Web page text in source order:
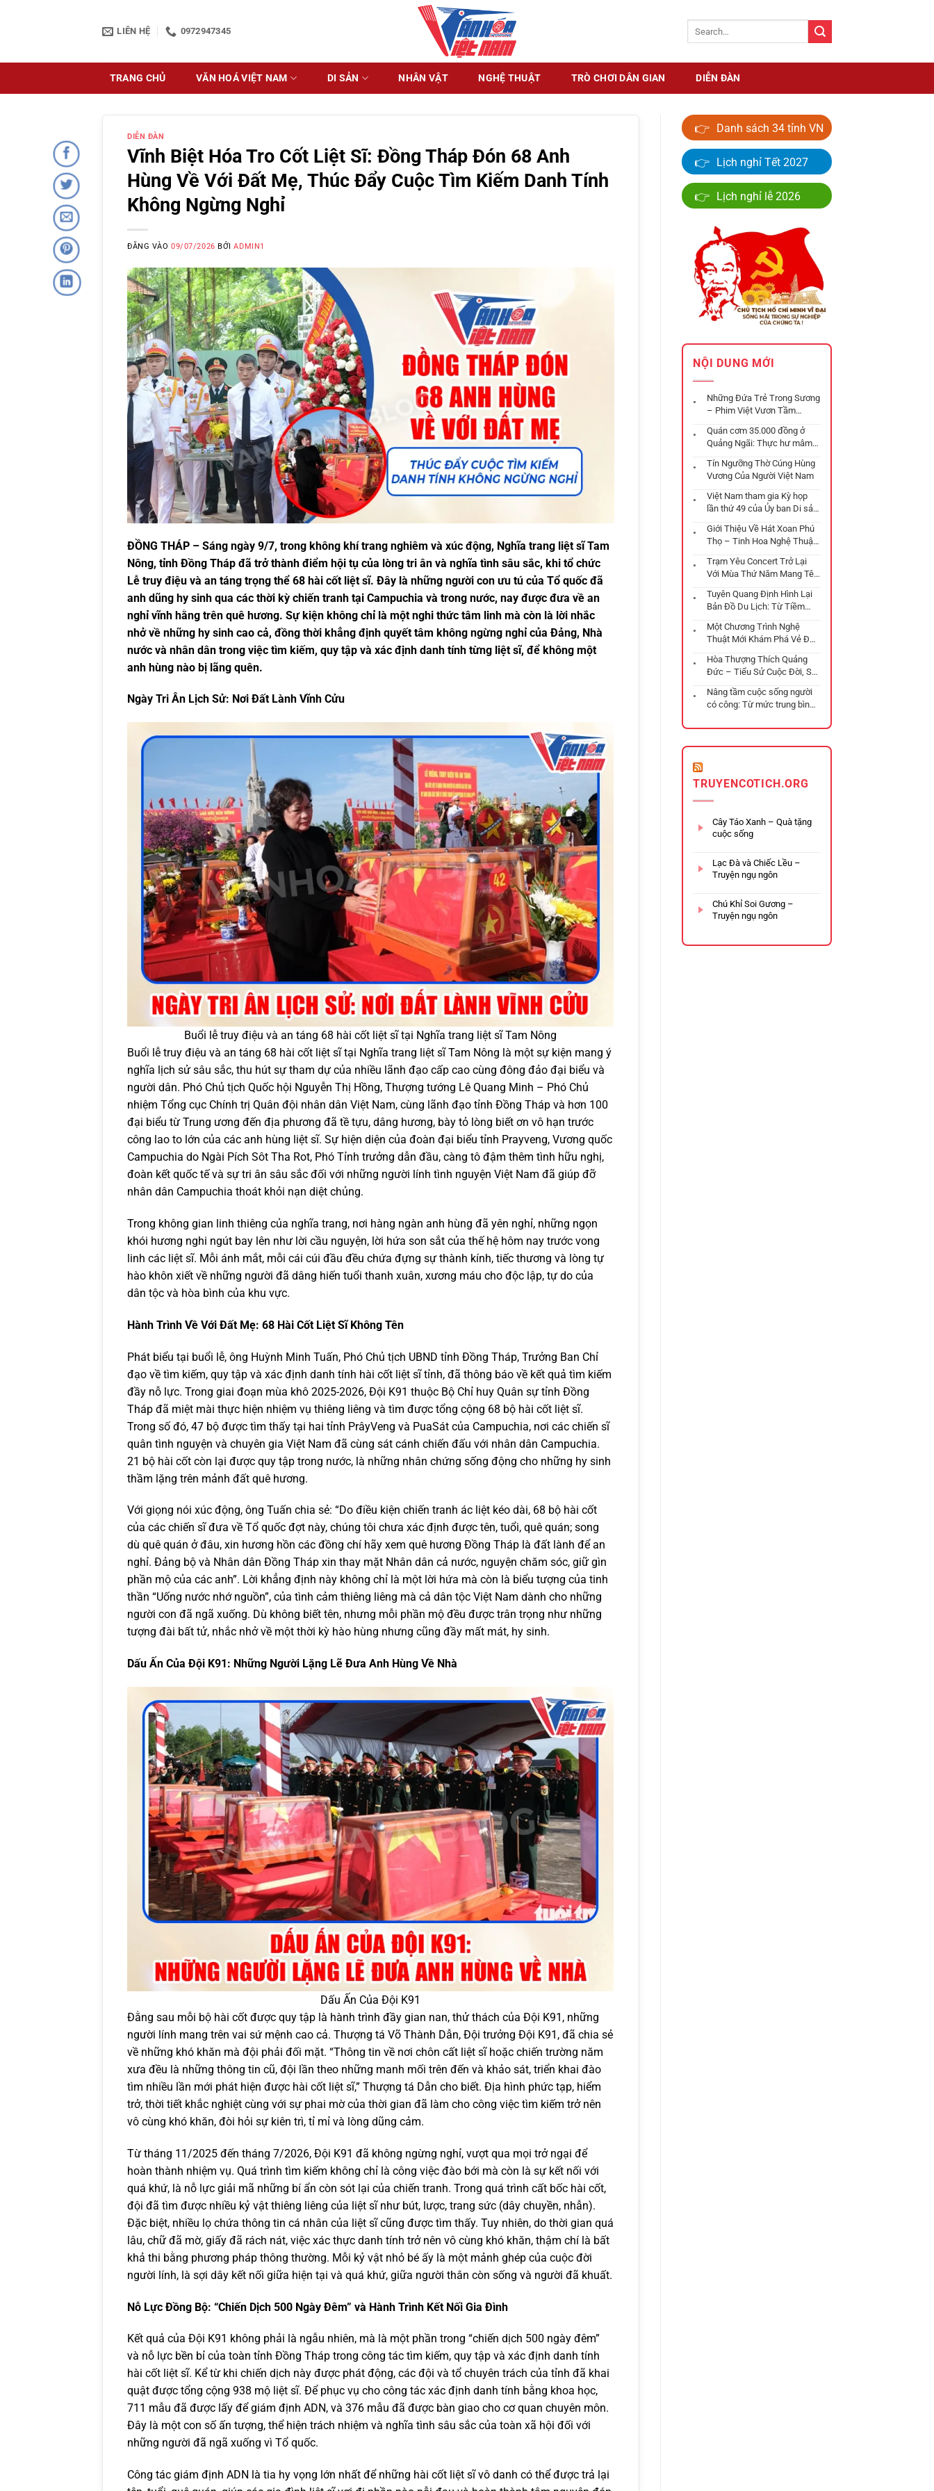
dung
LIÊN HỆ 0972947345
TRANG CHỦ VĂN HOÁ VIỆT NAM DI SẢN NHÂN VẬT NGHỆ THUẬT TRÒ CHƠI DÂN GIAN DIỄN ĐÀN
DIỄN ĐÀN
Vĩnh Biệt Hóa Tro Cốt Liệt Sĩ: Đồng Tháp Đón 68 Anh
Hùng Về Với Đất Mẹ, Thúc Đẩy Cuộc Tìm Kiếm Danh Tính
Không Ngừng Nghỉ
ĐĂNG VÀO09/07/2026 BỞIADMIN1
ĐỒNG THÁP – Sáng ngày 9/7, trong không khí trang nghiêm và xúc động, Nghĩa trang liệt sĩ Tam
Nông, tỉnh Đồng Tháp đã trở thành điểm hội tụ của lòng tri ân và nghĩa tình sâu sắc, khi tổ chức
Lễ truy điệu và an táng trọng thể 68 hài cốt liệt sĩ. Đây là những người con ưu tú của Tổ quốc đã
anh dũng hy sinh qua các thời kỳ chiến tranh tại Campuchia và trong nước, nay được đưa về an
nghỉ vĩnh hằng trên quê hương. Sự kiện không chỉ là một nghi thức tâm linh mà còn là lời nhắc
nhở về những hy sinh cao cả, đồng thời khẳng định quyết tâm không ngừng nghỉ của Đảng, Nhà
nước và nhân dân trong việc tìm kiếm, quy tập và xác định danh tính từng liệt sĩ, để không một
anh hùng nào bị lãng quên.
Ngày Tri Ân Lịch Sử: Nơi Đất Lành Vĩnh Cửu
Buổi lễ truy điệu và an táng 68 hài cốt liệt sĩ tại Nghĩa trang liệt sĩ Tam Nông
Buổi lễ truy điệu và an táng 68 hài cốt liệt sĩ tại Nghĩa trang liệt sĩ Tam Nông là một sự kiện mang ý
nghĩa lịch sử sâu sắc, thu hút sự tham dự của nhiều lãnh đạo cấp cao cùng đông đảo đại biểu và
người dân. Phó Chủ tịch Quốc hội Nguyễn Thị Hồng, Thượng tướng Lê Quang Minh – Phó Chủ
nhiệm Tổng cục Chính trị Quân đội nhân dân Việt Nam, cùng lãnh đạo tỉnh Đồng Tháp và hơn 100
đại biểu từ Trung ương đến địa phương đã tề tựu, dâng hương, bày tỏ lòng biết ơn vô hạn trước
công lao to lớn của các anh hùng liệt sĩ. Sự hiện diện của đoàn đại biểu tỉnh Prayveng, Vương quốc
Campuchia do Ngài Pích Sôt Tha Rot, Phó Tỉnh trưởng dẫn đầu, càng tô đậm thêm tình hữu nghị,
đoàn kết quốc tế và sự tri ân sâu sắc đối với những người lính tình nguyện Việt Nam đã giúp đỡ
nhân dân Campuchia thoát khỏi nạn diệt chủng.
Trong không gian linh thiêng của nghĩa trang, nơi hàng ngàn anh hùng đã yên nghỉ, những ngọn
khói hương nghi ngút bay lên như lời cầu nguyện, lời hứa son sắt của thế hệ hôm nay trước vong
linh các liệt sĩ. Mỗi ánh mắt, mỗi cái cúi đầu đều chứa đựng sự thành kính, tiếc thương và lòng tự
hào khôn xiết về những người đã dâng hiến tuổi thanh xuân, xương máu cho độc lập, tự do của
dân tộc và hòa bình của khu vực.
Hành Trình Về Với Đất Mẹ: 68 Hài Cốt Liệt Sĩ Không Tên
Phát biểu tại buổi lễ, ông Huỳnh Minh Tuấn, Phó Chủ tịch UBND tỉnh Đồng Tháp, Trưởng Ban Chỉ
đạo về tìm kiếm, quy tập và xác định danh tính hài cốt liệt sĩ tỉnh, đã thông báo về kết quả tìm kiếm
đầy nỗ lực. Trong giai đoạn mùa khô 2025-2026, Đội K91 thuộc Bộ Chỉ huy Quân sự tỉnh Đồng
Tháp đã miệt mài thực hiện nhiệm vụ thiêng liêng và tìm được tổng cộng 68 bộ hài cốt liệt sĩ.
Trong số đó, 47 bộ được tìm thấy tại hai tỉnh PrâyVeng và PuaSát của Campuchia, nơi các chiến sĩ
quân tình nguyện và chuyên gia Việt Nam đã cùng sát cánh chiến đấu với nhân dân Campuchia.
21 bộ hài cốt còn lại được quy tập trong nước, là những nhân chứng sống động cho những hy sinh
thầm lặng trên mảnh đất quê hương.
Với giọng nói xúc động, ông Tuấn chia sẻ: “Do điều kiện chiến tranh ác liệt kéo dài, 68 bộ hài cốt
của các chiến sĩ đưa về Tổ quốc đợt này, chúng tôi chưa xác định được tên, tuổi, quê quán; song
dù quê quán ở đâu, xin hương hồn các đồng chí hãy xem quê hương Đồng Tháp là đất lành để an
nghỉ. Đảng bộ và Nhân dân Đồng Tháp xin thay mặt Nhân dân cả nước, nguyện chăm sóc, giữ gìn
phần mộ của các anh”. Lời khẳng định này không chỉ là một lời hứa mà còn là biểu tượng của tinh
thần “Uống nước nhớ nguồn”, của tình cảm thiêng liêng mà cả dân tộc Việt Nam dành cho những
người con đã ngã xuống. Dù không biết tên, nhưng mỗi phần mộ đều được trân trọng như những
tượng đài bất tử, nhắc nhở về một thời kỳ hào hùng nhưng cũng đầy mất mát, hy sinh.
Dấu Ấn Của Đội K91: Những Người Lặng Lẽ Đưa Anh Hùng Về Nhà
Dấu Ấn Của Đội K91
Đằng sau mỗi bộ hài cốt được quy tập là hành trình đầy gian nan, thử thách của Đội K91, những
người lính mang trên vai sứ mệnh cao cả. Thượng tá Võ Thành Dẫn, Đội trưởng Đội K91, đã chia sẻ
về những khó khăn mà đội phải đối mặt. “Thông tin về nơi chôn cất liệt sĩ hoặc chiến trường năm
xưa đều là những thông tin cũ, đội lần theo những manh mối trên đến và khảo sát, triển khai đào
tìm nhiều lần mới phát hiện được hài cốt liệt sĩ,” Thượng tá Dẫn cho biết. Địa hình phức tạp, hiểm
trở, thời tiết khắc nghiệt cùng với sự phai mờ của thời gian đã làm cho công việc tìm kiếm trở nên
vô cùng khó khăn, đòi hỏi sự kiên trì, tỉ mỉ và lòng dũng cảm.
Từ tháng 11/2025 đến tháng 7/2026, Đội K91 đã không ngừng nghỉ, vượt qua mọi trở ngại để
hoàn thành nhiệm vụ. Quá trình tìm kiếm không chỉ là công việc đào bới mà còn là sự kết nối với
quá khứ, là nỗ lực giải mã những bí ẩn còn sót lại của chiến tranh. Trong quá trình cất bốc hài cốt,
đội đã tìm được nhiều kỷ vật thiêng liêng của liệt sĩ như bút, lược, trang sức (dây chuyền, nhẫn).
Đặc biệt, nhiều lọ chứa thông tin cá nhân của liệt sĩ cũng được tìm thấy. Tuy nhiên, do thời gian quá
lâu, chữ đã mờ, giấy đã rách nát, việc xác thực danh tính trở nên vô cùng khó khăn, thậm chí là bất
khả thi bằng phương pháp thông thường. Mỗi kỷ vật nhỏ bé ấy là một mảnh ghép của cuộc đời
người lính, là sợi dây kết nối giữa hiện tại và quá khứ, giữa người thân còn sống và người đã khuất.
Nỗ Lực Đồng Bộ: “Chiến Dịch 500 Ngày Đêm” và Hành Trình Kết Nối Gia Đình
Kết quả của Đội K91 không phải là ngẫu nhiên, mà là một phần trong “chiến dịch 500 ngày đêm”
và nỗ lực bền bỉ của toàn tỉnh Đồng Tháp trong công tác tìm kiếm, quy tập và xác định danh tính
hài cốt liệt sĩ. Kể từ khi chiến dịch này được phát động, các đội và tổ chuyên trách của tỉnh đã khai
quật được tổng cộng 938 mộ liệt sĩ. Để phục vụ cho công tác xác định danh tính bằng khoa học,
711 mẫu đã được lấy để giám định ADN, và 376 mẫu đã được bàn giao cho cơ quan chuyên môn.
Đây là một con số ấn tượng, thể hiện trách nhiệm và nghĩa tình sâu sắc của toàn xã hội đối với
những người đã ngã xuống vì Tổ quốc.
Công tác giám định ADN là tia hy vọng lớn nhất để những hài cốt liệt sĩ vô danh có thể được trả lại
👉 Danh sách 34 tỉnh VN
👉 Lịch nghỉ Tết 2027
👉 Lịch nghỉ lễ 2026
NỘI DUNG MỚI
Những Đứa Trẻ Trong Sương
– Phim Việt Vươn Tầm
Quán cơm 35.000 đồng ở
Quảng Ngãi: Thực hư mâm
Tín Ngưỡng Thờ Cúng Hùng
Vương Của Người Việt Nam
Việt Nam tham gia Kỳ họp
lần thứ 49 của Ủy ban Di sản
Giới Thiệu Về Hát Xoan Phú
Thọ – Tinh Hoa Nghệ Thuật
Trạm Yêu Concert Trở Lại
Với Mùa Thứ Năm Mang Tên
Tuyên Quang Định Hình Lại
Bản Đồ Du Lịch: Từ Tiềm
Trải Nghiệm Đa Tầng
Một Chương Trình Nghệ
Thuật Mới Khám Phá Vẻ Đẹp
Hòa Thượng Thích Quảng
Đức – Tiểu Sử Cuộc Đời, Sự
Nâng tầm cuộc sống người
có công: Từ mức trung bình
TRUYENCOTICH.ORG
Cây Táo Xanh – Quà tặng
cuộc sống
Lạc Đà và Chiếc Lều –
Truyện ngụ ngôn
Chú Khỉ Soi Gương –
Truyện ngụ ngôn